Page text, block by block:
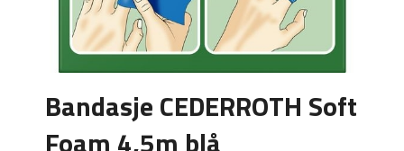
Bandasje CEDERROTH Soft
Foam 4,5m blå